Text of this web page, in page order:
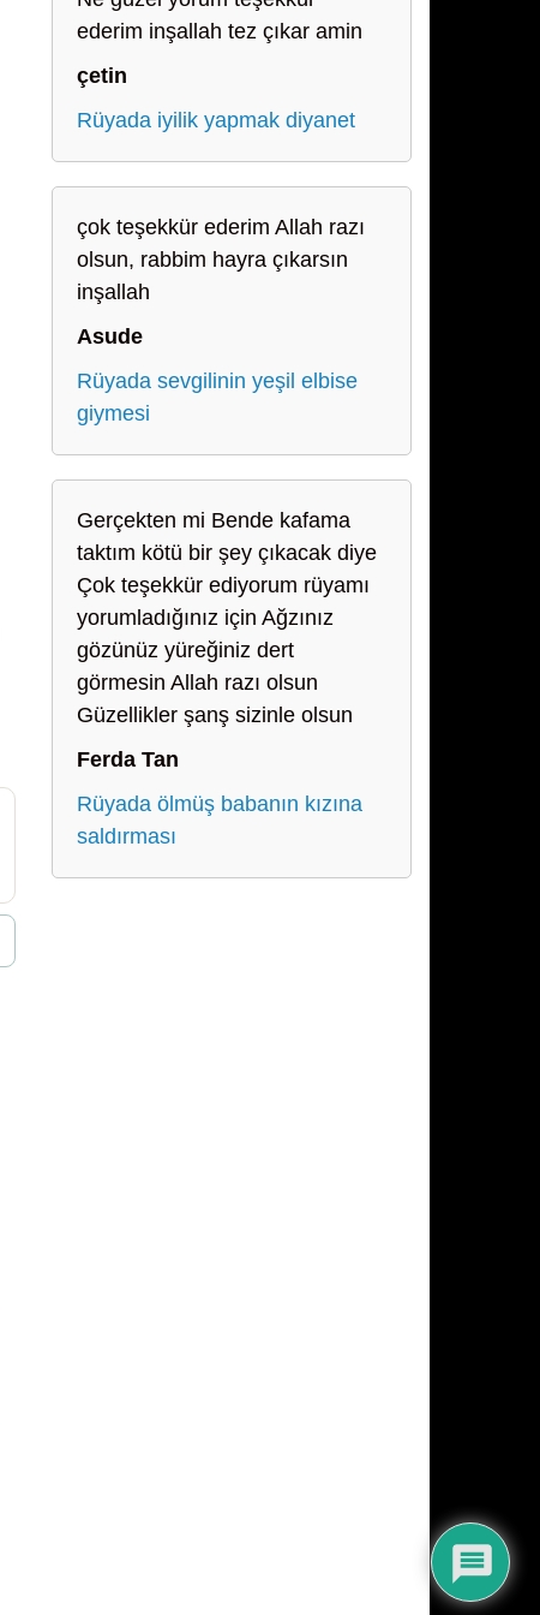
ederim inşallah tez çıkar amin
çetin
Rüyada iyilik yapmak diyanet
çok teşekkür ederim Allah razı
olsun, rabbim hayra çıkarsın
inşallah
Asude
Rüyada sevgilinin yeşil elbise
giymesi
Gerçekten mi Bende kafama
taktım kötü bir şey çıkacak diye
Çok teşekkür ediyorum rüyamı
yorumladığınız için Ağzınız
gözünüz yüreğiniz dert
görmesin Allah razı olsun
Güzellikler şanş sizinle olsun
Ferda Tan
Rüyada ölmüş babanın kızına
saldırması